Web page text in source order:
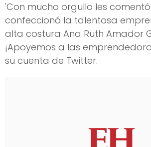
'Con mucho orgullo les
confeccionó la talentosa
alta costura Ana Ruth Amador
¡Apoyemos a las
su cuenta de Twitter.